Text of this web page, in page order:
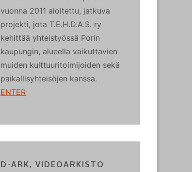
vuonna 2011 aloitettu, jatkuva
projekti, jota T.E.H.D.A.S. ry
kehittää yhteistyössä Porin
kaupungin, alueella vaikuttavien
muiden kulttuuritoimijoiden sekä
paikallisyhteisöjen kanssa.
ENTER
D-ARK, VIDEOARKISTO